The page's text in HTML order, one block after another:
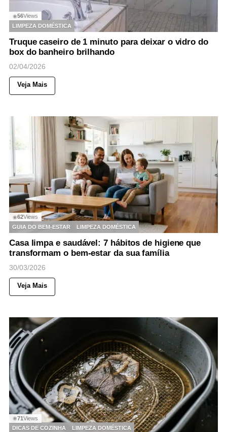
◉56Views
LIMPEZA DOMÉSTICA
Truque caseiro de 1 minuto para deixar o vidro do
box do banheiro brilhando
02/04/2026
Veja Mais
◉62Views
GUIA DO BEM-ESTAR
LIMPEZA DOMÉSTICA
Casa limpa e saudável: 7 hábitos de higiene que
transformam o bem-estar da sua família
30/03/2026
Veja Mais
◉71Views
DICAS DE COZINHA
LIMPEZA DOMÉSTICA